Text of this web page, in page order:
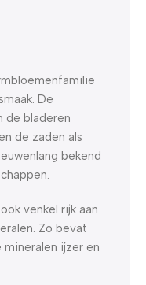
De
de bladeren
de zaden als
bekend
venkel rijk aan
Zo bevat
ijzer en